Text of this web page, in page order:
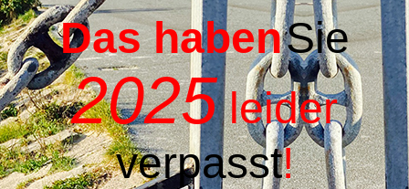
Das habenSie
2025 leider
verpasst!